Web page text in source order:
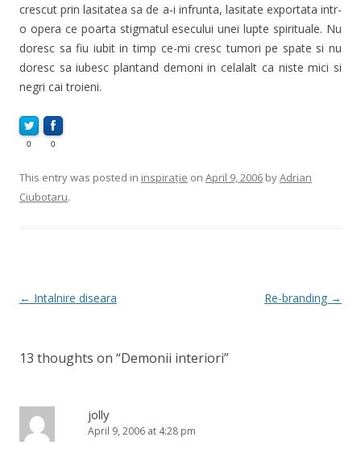
crescut prin lasitatea sa de a-i infrunta, lasitate exportata intr-
o opera ce poarta stigmatul esecului unei lupte spirituale. Nu
doresc sa fiu iubit in timp ce-mi cresc tumori pe spate si nu
doresc sa iubesc plantand demoni in celalalt ca niste mici si
negri cai troieni.
0 0
This entry was posted in inspirație on April 9, 2006 byAdrian
Ciubotaru.
Post
← Intalnire diseara Re-branding →
13 thoughts on “Demonii interiori”
jolly
April 9, 2006 at 4:28 pm